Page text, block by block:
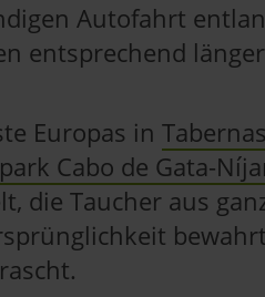
Autofahrt
entsprechend
Europas in Tabernas
Cabo de Gata-
die Taucher aus